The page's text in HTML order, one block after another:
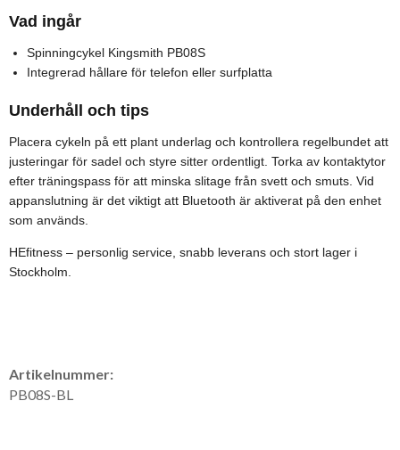
Vad ingår
Spinningcykel Kingsmith PB08S
Integrerad hållare för telefon eller surfplatta
Underhåll och tips
Placera cykeln på ett plant underlag och kontrollera regelbundet att
justeringar för sadel och styre sitter ordentligt. Torka av kontaktytor
efter träningspass för att minska slitage från svett och smuts. Vid
appanslutning är det viktigt att Bluetooth är aktiverat på den enhet
som används.
HEfitness – personlig service, snabb leverans och stort lager i
Stockholm.
Artikelnummer:
PB08S-BL